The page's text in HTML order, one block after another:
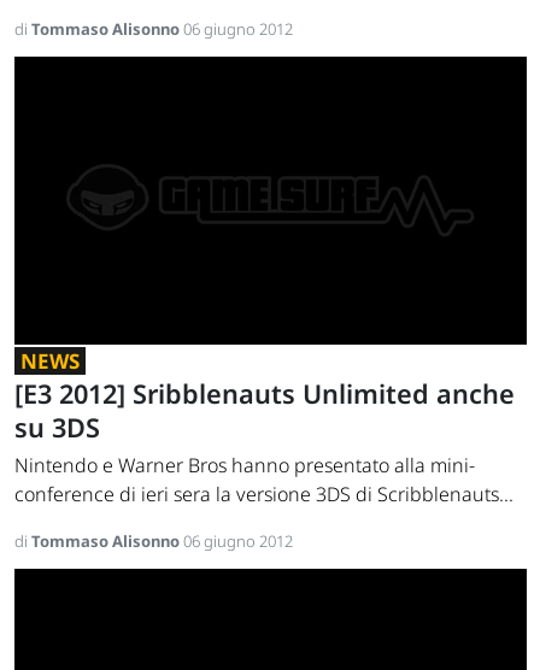
di Tommaso Alisonno06 giugno 2012
NEWS
[E3 2012] Sribblenauts Unlimited anche
su 3DS
Nintendo e Warner Bros hanno presentato alla mini-
conference di ieri sera la versione 3DS di Scribblenauts...
di Tommaso Alisonno06 giugno 2012